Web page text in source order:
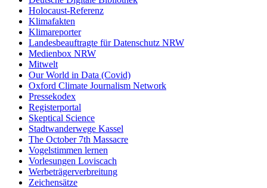
Holocaust-Referenz
Klimafakten
Klimareporter
Landesbeauftragte für Datenschutz NRW
Medienbox NRW
Mitwelt
Our World in Data (Covid)
Oxford Climate Journalism Network
Pressekodex
Registerportal
Skeptical Science
Stadtwanderwege Kassel
The October 7th Massacre
Vogelstimmen lernen
Vorlesungen Loviscach
Werbeträgerverbreitung
Zeichensätze